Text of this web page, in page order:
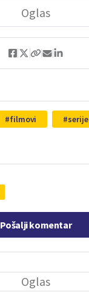
filmovi
serije
Pošalji komentar